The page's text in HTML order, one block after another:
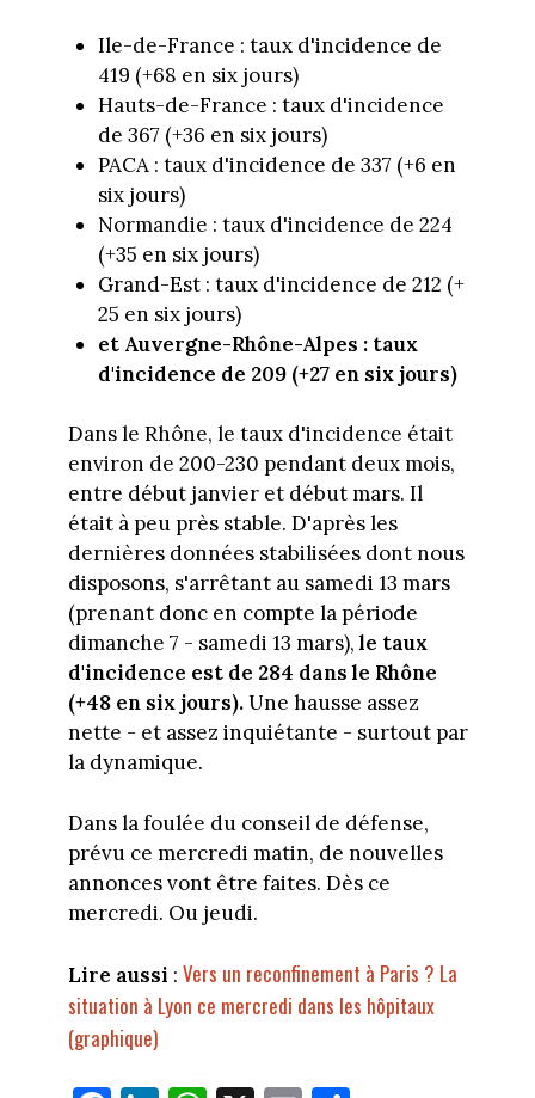
Ile-de-France : taux d'incidence de
419 (+68 en six jours)
Hauts-de-France : taux d'incidence
de 367 (+36 en six jours)
PACA : taux d'incidence de 337 (+6 en
six jours)
Normandie : taux d'incidence de 224
(+35 en six jours)
Grand-Est : taux d'incidence de 212 (+
25 en six jours)
et Auvergne-Rhône-Alpes : taux
d'incidence de 209 (+27 en six jours)
Dans le Rhône, le taux d'incidence était
environ de 200-230 pendant deux mois,
entre début janvier et début mars. Il
était à peu près stable. D'après les
dernières données stabilisées dont nous
disposons, s'arrêtant au samedi 13 mars
(prenant donc en compte la période
dimanche 7 - samedi 13 mars),le taux
d'incidence est de 284 dans le Rhône
(+48 en six jours).Une hausse assez
nette - et assez inquiétante - surtout par
la dynamique.
Dans la foulée du conseil de défense,
prévu ce mercredi matin, de nouvelles
annonces vont être faites. Dès ce
mercredi. Ou jeudi.
Lire aussi : Vers un reconfinement à Paris ? La
situation à Lyon ce mercredi dans les hôpitaux
(graphique)